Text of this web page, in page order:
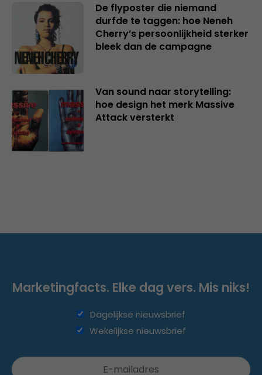
De flyposter die niemand
durfde te taggen: hoe Neneh
Cherry’s persoonlijkheid sterker
bleek dan de campagne
Van sound naar storytelling:
hoe design het merk Massive
Attack versterkt
Marketingfacts. Elke dag vers. Mis niks!
Dagelijkse nieuwsbrief
Wekelijkse nieuwsbrief